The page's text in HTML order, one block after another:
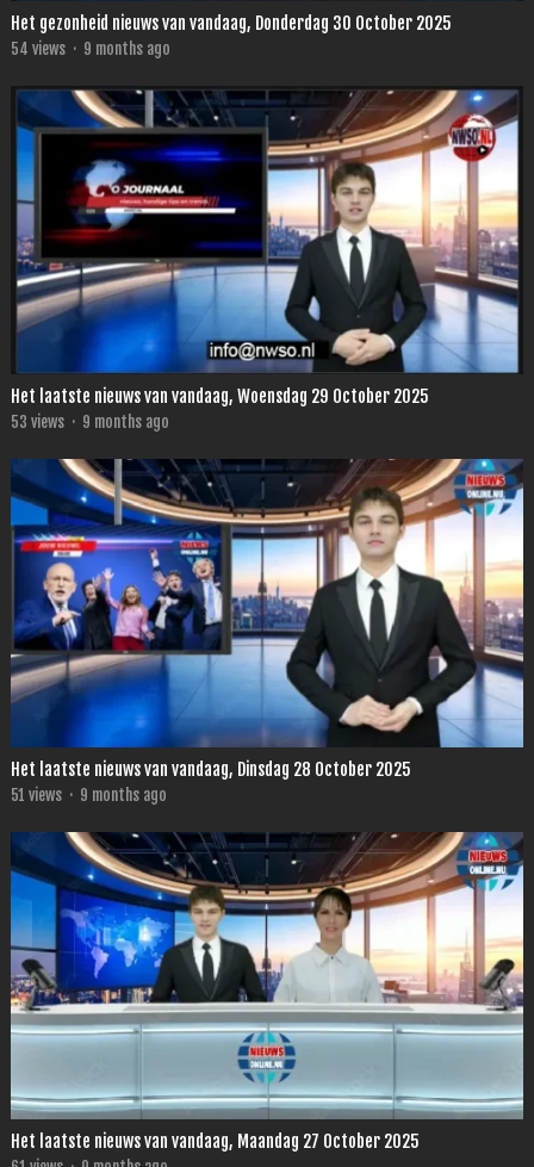
Het gezonheid nieuws van vandaag, Donderdag 30 October 2025
54 views · 9 months ago
Het laatste nieuws van vandaag, Woensdag 29 October 2025
53 views · 9 months ago
Het laatste nieuws van vandaag, Dinsdag 28 October 2025
51 views · 9 months ago
Het laatste nieuws van vandaag, Maandag 27 October 2025